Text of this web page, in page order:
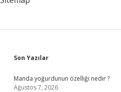
Sidebar
Son Yazılar
Manda yoğurdunun özelliği nedir ?
Ağustos 7, 2026